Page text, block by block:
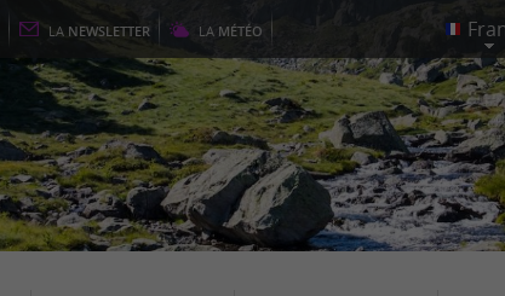
LA NEWSLETTER LA MÉTÉO